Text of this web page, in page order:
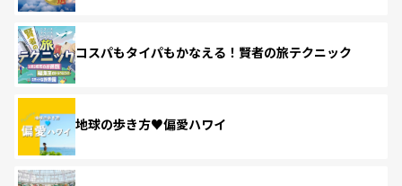
コスパもタイパもかなえる！賢者の旅テクニック
地球の歩き方♥偏愛ハワイ